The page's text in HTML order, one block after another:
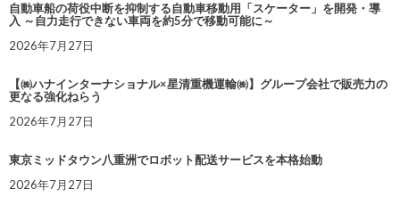
自動車船の荷役中断を抑制する自動車移動用「スケーター」を開発・導
入 ～自力走行できない車両を約5分で移動可能に～
2026年7月27日
【㈱ハナインターナショナル×星清重機運輸㈱】グループ会社で販売力の
更なる強化ねらう
2026年7月27日
東京ミッドタウン八重洲でロボット配送サービスを本格始動
2026年7月27日